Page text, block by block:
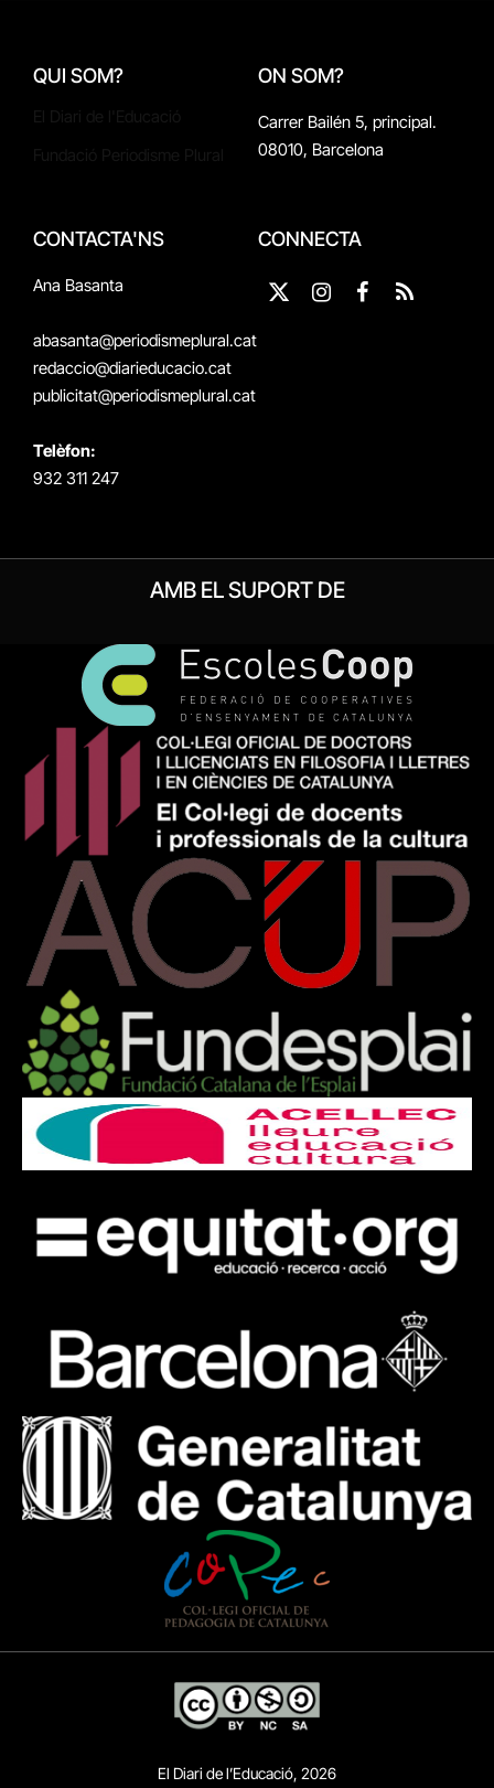
QUI SOM? ON SOM?
Carrer Bailén 5, principal.
08010, Barcelona
CONTACTA'NS
Ana Basanta
abasanta@periodismeplural.cat
redaccio@diarieducacio.cat
publicitat@periodismeplural.cat
Telèfon:
932 311 247
CONNECTA
X
InstagramFacebook
RSS
AMB EL SUPORT DE
El Diari de l’Educació, 2026